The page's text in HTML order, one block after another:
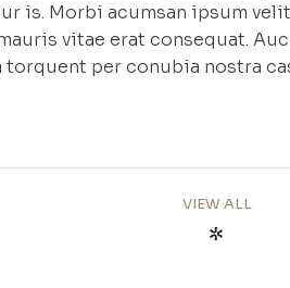
is. Morbi acumsan ipsum
vitae erat consequat.
per conubia nostra
VIEW ALL